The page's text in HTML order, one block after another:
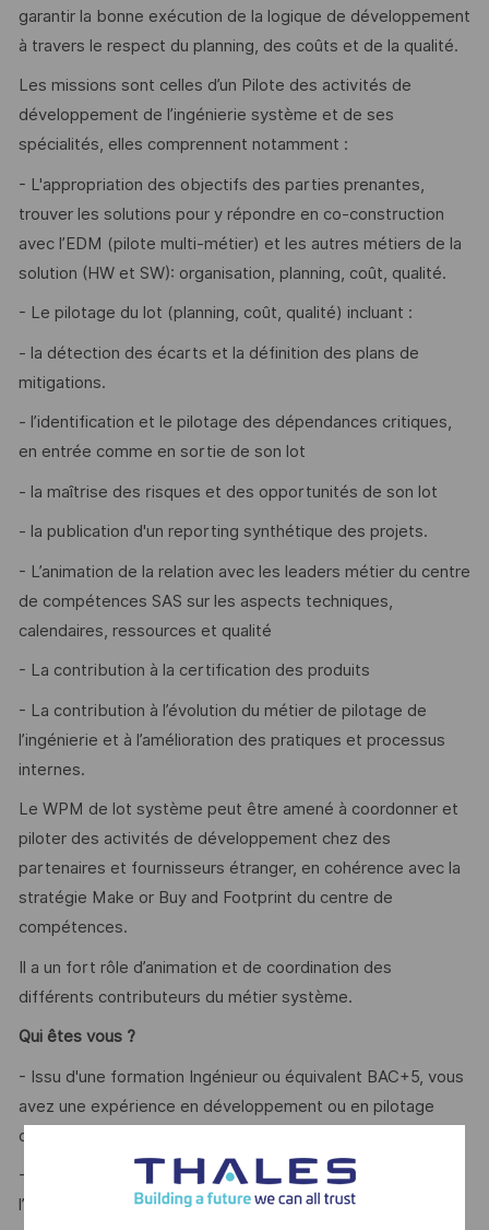
garantir la bonne exécution de la logique de développement
à travers le respect du planning, des coûts et de la qualité.
Les missions sont celles d’un Pilote des activités de
développement de l’ingénierie système et de ses
spécialités, elles comprennent notamment :
- L'appropriation des objectifs des parties prenantes,
trouver les solutions pour y répondre en co-construction
avec l’EDM (pilote multi-métier) et les autres métiers de la
solution (HW et SW): organisation, planning, coût, qualité.
- Le pilotage du lot (planning, coût, qualité) incluant :
- la détection des écarts et la définition des plans de
mitigations.
- l’identification et le pilotage des dépendances critiques,
en entrée comme en sortie de son lot
- la maîtrise des risques et des opportunités de son lot
- la publication d'un reporting synthétique des projets.
- L’animation de la relation avec les leaders métier du centre
de compétences SAS sur les aspects techniques,
calendaires, ressources et qualité
- La contribution à la certification des produits
- La contribution à l’évolution du métier de pilotage de
l’ingénierie et à l’amélioration des pratiques et processus
internes.
Le WPM de lot système peut être amené à coordonner et
piloter des activités de développement chez des
partenaires et fournisseurs étranger, en cohérence avec la
stratégie Make or Buy and Footprint du centre de
compétences.
Il a un fort rôle d’animation et de coordination des
différents contributeurs du métier système.
Qui êtes vous ?
- Issu d'une formation Ingénieur ou équivalent BAC+5, vous
avez une expérience en développement ou en pilotage
dans un contexte aéronautique ?
- Vous avez une bonne connaissance des métiers de
l’ingénierie de la solution ?